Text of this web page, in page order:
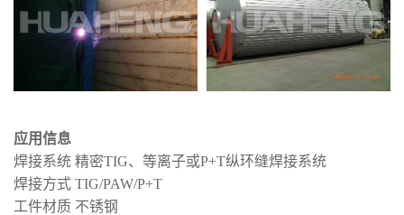
应用信息
焊接系统 精密TIG、等离子或P+T纵环缝焊接系统
焊接方式 TIG/PAW/P+T
工件材质 不锈钢